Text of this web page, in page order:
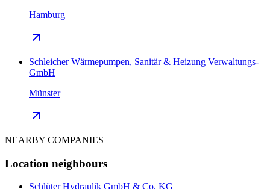
Hamburg
Schleicher Wärmepumpen, Sanitär & Heizung Verwaltungs-
GmbH
Münster
NEARBY COMPANIES
Location neighbours
Schlüter Hydraulik GmbH & Co. KG